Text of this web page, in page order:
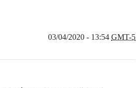
03/04/2020 - 13:54 GMT-5